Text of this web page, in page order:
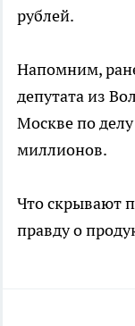
рублей.
Напомним,
депутата из
Москве по
миллионов.
Что скрывают
правду о